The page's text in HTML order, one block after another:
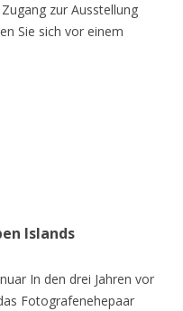
zur Ausstellung
Sie sich vor einem
Islands
In den drei Jahren vor
Fotografenehepaar